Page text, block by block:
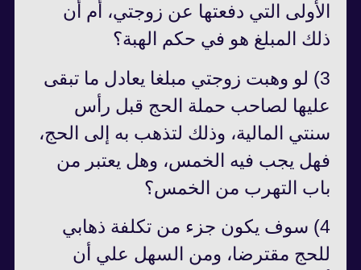
الأولى التي دفعتها عن زوجتي، أم أن
ذلك المبلغ هو في حكم الهبة؟
3) لو وهبت زوجتي مبلغا يعادل ما تبقى
عليها لصاحب حملة الحج قبل رأس
سنتي المالية، وذلك لتذهب به إلى الحج،
فهل يجب فيه الخمس، وهل يعتبر من
باب التهرب من الخمس؟
4) سوف يكون جزء من تكلفة ذهابي
للحج مقترضا، ومن السهل علي أن